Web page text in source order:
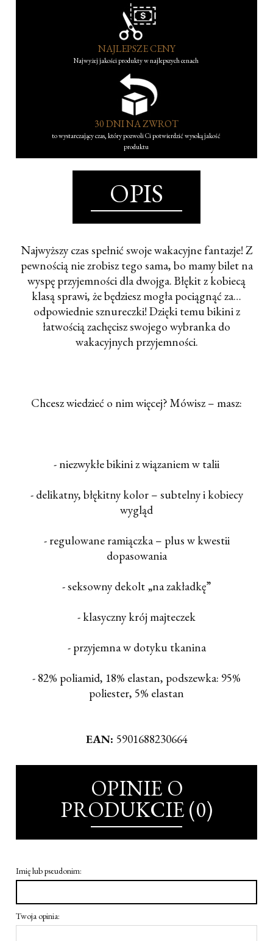
NAJLEPSZE CENY
Najwyżej jakości produkty w najlepszych cenach
30 DNI NA ZWROT
to wystarczający czas, który pozwoli Ci potwierdzić wysoką jakość
produktu
OPIS
Najwyższy czas spełnić swoje wakacyjne fantazje! Z
pewnością nie zrobisz tego sama, bo mamy bilet na
wyspę przyjemności dla dwojga. Błękit z kobiecą
klasą sprawi, że będziesz mogła pociągnąć za…
odpowiednie sznureczki! Dzięki temu bikini z
łatwością zachęcisz swojego wybranka do
wakacyjnych przyjemności.
Chcesz wiedzieć o nim więcej? Mówisz – masz:
- niezwykłe bikini z wiązaniem w talii
- delikatny, błękitny kolor – subtelny i kobiecy
wygląd
- regulowane ramiączka – plus w kwestii
dopasowania
- seksowny dekolt „na zakładkę”
- klasyczny krój majteczek
- przyjemna w dotyku tkanina
- 82% poliamid, 18% elastan, podszewka: 95%
poliester, 5% elastan
EAN: 5901688230664
OPINIE O
PRODUKCIE (0)
Imię lub pseudonim:
Twoja opinia: